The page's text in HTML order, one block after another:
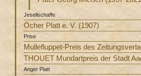
Jesellschaffe
Öcher Platt e. V. (1907)
Prise
Mullefluppet-Preis des
THOUET Mundartpreis der Stadt
Anger Platt